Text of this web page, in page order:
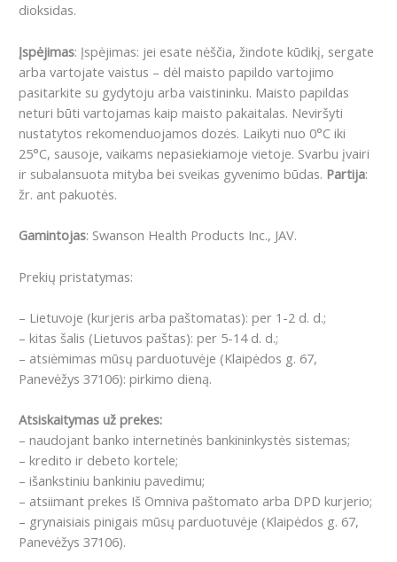
dioksidas.
Įspėjimas: Įspėjimas: jei esate nėščia, žindote kūdikį, sergate
arba vartojate vaistus – dėl maisto papildo vartojimo
pasitarkite su gydytoju arba vaistininku. Maisto papildas
neturi būti vartojamas kaip maisto pakaitalas. Neviršyti
nustatytos rekomenduojamos dozės. Laikyti nuo 0°C iki
25°C, sausoje, vaikams nepasiekiamoje vietoje. Svarbu įvairi
ir subalansuota mityba bei sveikas gyvenimo būdas. Partija:
žr. ant pakuotės.
Gamintojas: Swanson Health Products Inc., JAV.
Prekių pristatymas:
– Lietuvoje (kurjeris arba paštomatas): per 1-2 d. d.;
– kitas šalis (Lietuvos paštas): per 5-14 d. d.;
– atsiėmimas mūsų parduotuvėje (Klaipėdos g. 67,
Panevėžys 37106): pirkimo dieną.
Atsiskaitymas už prekes:
– naudojant banko internetinės bankininkystės sistemas;
– kredito ir debeto kortele;
– išankstiniu bankiniu pavedimu;
– atsiimant prekes Iš Omniva paštomato arba DPD kurjerio;
– grynaisiais pinigais mūsų parduotuvėje (Klaipėdos g. 67,
Panevėžys 37106).